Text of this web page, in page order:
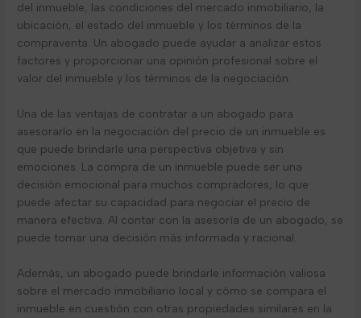
del inmueble, las condiciones del mercado inmobiliario, la
ubicación, el estado del inmueble y los términos de la
compraventa. Un abogado puede ayudar a analizar estos
factores y proporcionar una opinión profesional sobre el
valor del inmueble y los términos de la negociación.
Una de las ventajas de contratar a un abogado para
asesorarlo en la negociación del precio de un inmueble es
que puede brindarle una perspectiva objetiva y sin
emociones. La compra de un inmueble puede ser una
decisión emocional para muchos compradores, lo que
puede afectar su capacidad para negociar el precio de
manera efectiva. Al contar con la asesoría de un abogado, se
puede tomar una decisión más informada y racional.
Además, un abogado puede brindarle información valiosa
sobre el mercado inmobiliario local y cómo se compara el
inmueble en cuestión con otras propiedades similares en la